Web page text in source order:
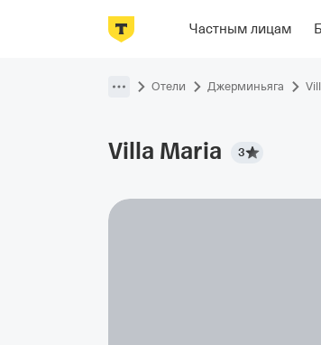
Частным лицам
Фотографии
Отели Джерминьяга
Villa Maria 3